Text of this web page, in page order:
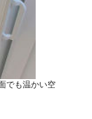
でも温かい空